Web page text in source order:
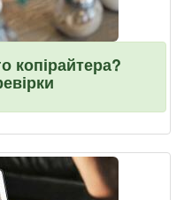
копірайтера?